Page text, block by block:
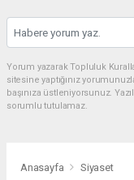
Yorum yazarak Topluluk
sitesine yaptığınız
başınıza üstleniyorsunuz.
sorumlu tutulamaz.
Anasayfa Siyaset